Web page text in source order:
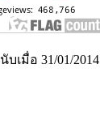
นับเมื่อ 31/01/2014